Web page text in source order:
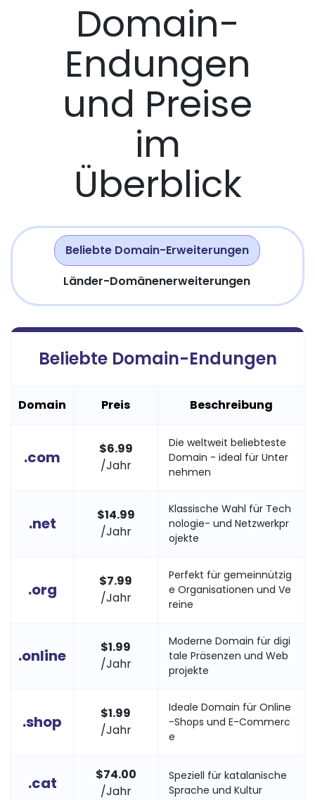
Domain-
Endungen
und Preise
im
Überblick
Beliebte Domain-Erweiterungen
Länder-Domänenerweiterungen
Beliebte Domain-Endungen
Domain Preis Beschreibung
.com $6.99
/Jahr
Die weltweit beliebteste
Domain - ideal für Unter
nehmen
.net $14.99
/Jahr
Klassische Wahl für Tech
nologie- und Netzwerkpr
ojekte
.org $7.99
/Jahr
Perfekt für gemeinnützig
e Organisationen und Ve
reine
.online $1.99
/Jahr
Moderne Domain für digi
tale Präsenzen und Web
projekte
.shop $1.99
/Jahr
Ideale Domain für Online
-Shops und E-Commerc
e
.cat $74.00
/Jahr
Speziell für katalanische
Sprache und Kultur